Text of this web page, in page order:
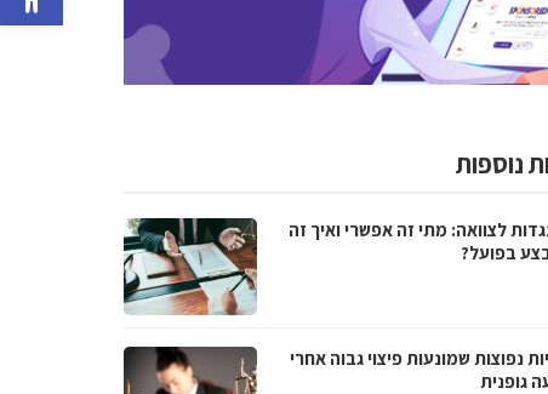
נוספות
לצוואה: מתי זה אפשרי ואיך זה
בפועל?
נפוצות שמונעות פיצוי גבוה אחרי
גופנית